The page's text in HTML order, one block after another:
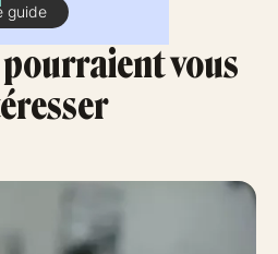
guide
vous